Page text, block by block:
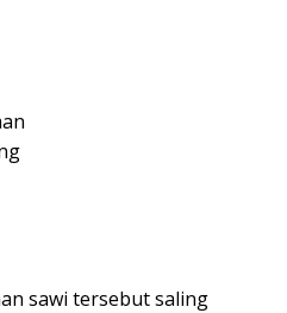
sawi tersebut saling